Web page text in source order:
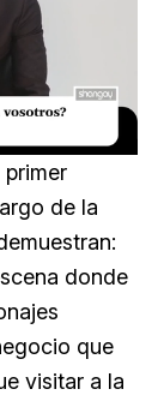
primer
de la
donde
que
visitar a la